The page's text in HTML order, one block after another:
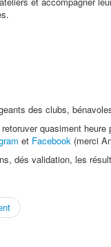
des clubs,
quasiment
et Facebook (merci
dés validation, les